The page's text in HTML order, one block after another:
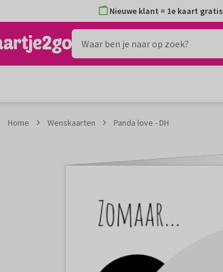
Nieuwe klant = 1e kaart gratis
Home Wenskaarten Panda love - DH